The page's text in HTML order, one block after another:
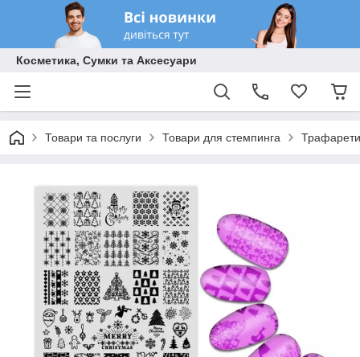
Косметика, Сумки та Аксесуари
Товари та послуги Товари для стемпинга